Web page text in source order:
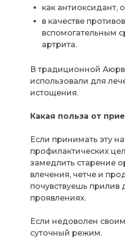
как антиоксидант,
в качестве
вспомогательным
артрита.
В традиционной
использовали для
истощения.
Какая польза от
Если принимать эту
профилактических
замедлить старение
влечения, четче и
почувствуешь прилив
проявлениях.
Если недоволен
суточный режим.